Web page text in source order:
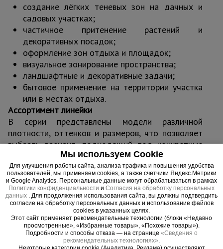
создание лёгких теневых зон на дачных и
садовых участках;
частичное притенение растений и
декоративных посадок;
оформление зон отдыха и площадок;
визуальное зонирование пространства;
ландшафтные и декоративные задачи;
бытовое применение на территории участка
или в местах отдыха.
Ассортимент линейки
В серии представлены модели различной
плотности, оттенков и размеров, что позволяет
выбрать вариант, подходящий под конкретные
декоративные или хозяйственные задачи.
Цвета:зелёный, тёмно-зелёный, белый,
голубой, оранжевый;
Плотность:35–180 г/м²;
Уровень притенения:30–95%;
Размеры рулонов:ширина 2–6 м, длина 10–
100 м.
Доставка
Мы используем Cookie
Для улучшения работы сайта, анализа трафика и повышения удобства
пользователей, мы применяем cookies, а также счетчики Яндекс.Метрики
и Google Analytics. Персональные данные могут обрабатываться в рамках
Политики конфиденциальности и Согласия на обработку персональных
данных . Для продолжения использования сайта, вы должны подтвердить
согласие на обработку персональных данных и использование файлов
cookies в указанных целях.
Этот сайт применяет рекомендательные технологии (блоки «Недавно
просмотренные», «Избранные товары», «Похожие товары»).
Подробности и способы отказа — на странице «Сведения о
рекомендательных технологиях».